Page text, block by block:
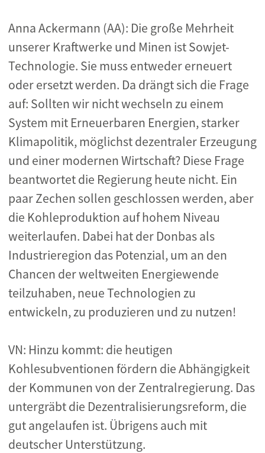
Anna Ackermann (AA): Die große Mehrheit
unserer Kraftwerke und Minen ist Sowjet-
Technologie. Sie muss entweder erneuert
oder ersetzt werden. Da drängt sich die Frage
auf: Sollten wir nicht wechseln zu einem
System mit Erneuerbaren Energien, starker
Klimapolitik, möglichst dezentraler Erzeugung
und einer modernen Wirtschaft? Diese Frage
beantwortet die Regierung heute nicht. Ein
paar Zechen sollen geschlossen werden, aber
die Kohleproduktion auf hohem Niveau
weiterlaufen. Dabei hat der Donbas als
Industrieregion das Potenzial, um an den
Chancen der weltweiten Energiewende
teilzuhaben, neue Technologien zu
entwickeln, zu produzieren und zu nutzen!
VN: Hinzu kommt: die heutigen
Kohlesubventionen fördern die Abhängigkeit
der Kommunen von der Zentralregierung. Das
untergräbt die Dezentralisierungsreform, die
gut angelaufen ist. Übrigens auch mit
deutscher Unterstützung.